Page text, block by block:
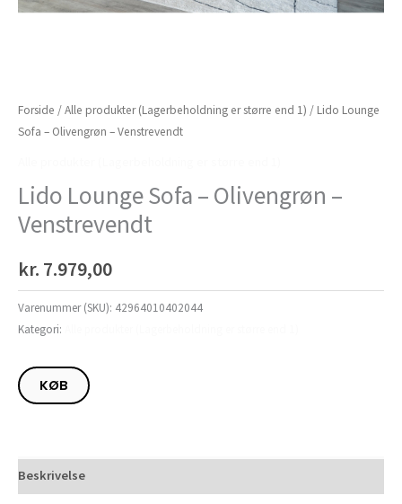
Forside /Alle produkter (Lagerbeholdning er større end 1) / Lido Lounge
Sofa – Olivengrøn – Venstrevendt
Lido Lounge Sofa – Olivengrøn –
Venstrevendt
kr. 7.979,00
Varenummer (SKU): 42964010402044
Kategori:
KØB
Beskrivelse